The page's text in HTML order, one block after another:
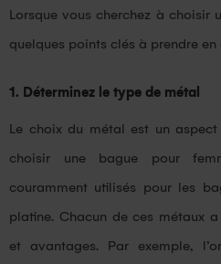
Lorsque vous cherchez à choisir
quelques points clés à prendre
1. Déterminez le type de métal
Le choix du métal est un
choisir une bague pour
couramment utilisés pour les
platine. Chacun de ces métaux
et avantages. Par exemple,